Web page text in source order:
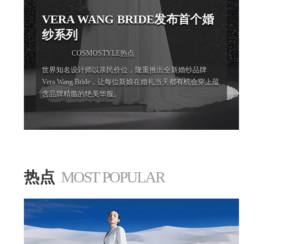
VERA WANG BRIDE发布首个婚
纱系列
COSMOSTYLE热点
世界知名设计师以亲民价位，隆重推出全新婚纱品牌
Vera Wang Bride，让每位新娘在婚礼当天都有机会穿上蕴
含品牌精髓的绝美华服。
热点 MOST POPULAR